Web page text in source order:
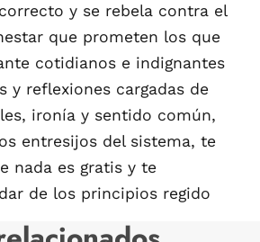
y se rebela contra el
que prometen los que
cotidianos e indignantes
y reflexiones cargadas de
ironía y sentido común,
entresijos del sistema, te
nada es gratis y te
de los principios regido